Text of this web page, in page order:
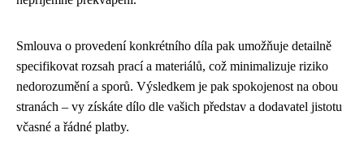
Smlouva o provedení konkrétního díla pak umožňuje detailně
specifikovat rozsah prací a materiálů, což minimalizuje riziko
nedorozumění a sporů. Výsledkem je pak spokojenost na obou
stranách – vy získáte dílo dle vašich představ a dodavatel jistotu
včasné a řádné platby.